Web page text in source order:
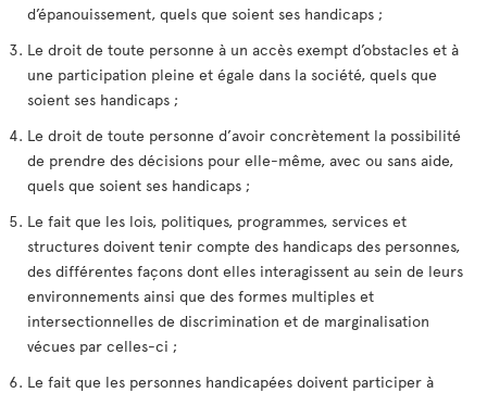
d’épanouissement, quels que soient ses handicaps ;
Le droit de toute personne à un accès exempt d’obstacles et à
une participation pleine et égale dans la société, quels que
soient ses handicaps ;
Le droit de toute personne d’avoir concrètement la possibilité
de prendre des décisions pour elle-même, avec ou sans aide,
quels que soient ses handicaps ;
Le fait que les lois, politiques, programmes, services et
structures doivent tenir compte des handicaps des personnes,
des différentes façons dont elles interagissent au sein de leurs
environnements ainsi que des formes multiples et
intersectionnelles de discrimination et de marginalisation
vécues par celles-ci ;
Le fait que les personnes handicapées doivent participer à